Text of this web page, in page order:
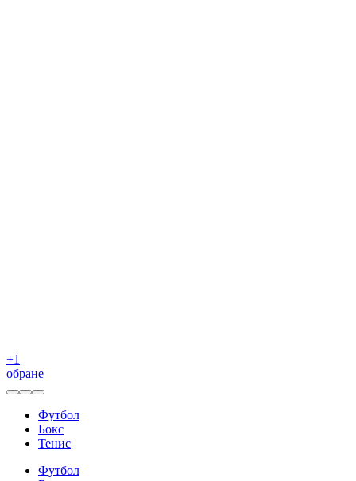
+1
обране
Футбол
Бокс
Тенис
Футбол